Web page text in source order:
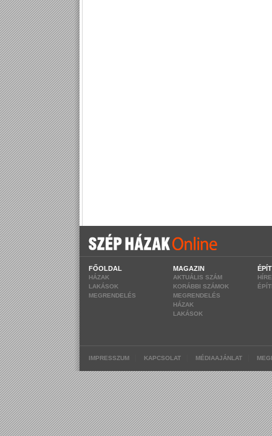
FŐOLDAL
HÁZAK
LAKÁSOK
MEGRENDELÉS
MAGAZIN
AKTUÁLIS SZÁM
KORÁBBI SZÁMOK
MEGRENDELÉS
HÁZAK
LAKÁSOK
IMPRESSZUM KAPCSOLAT MÉDIAAJÁNLAT